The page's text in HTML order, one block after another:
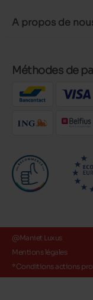
A propos de
Méthodes de
@Maniet Luxus
Mentions légales
*Conditions actions